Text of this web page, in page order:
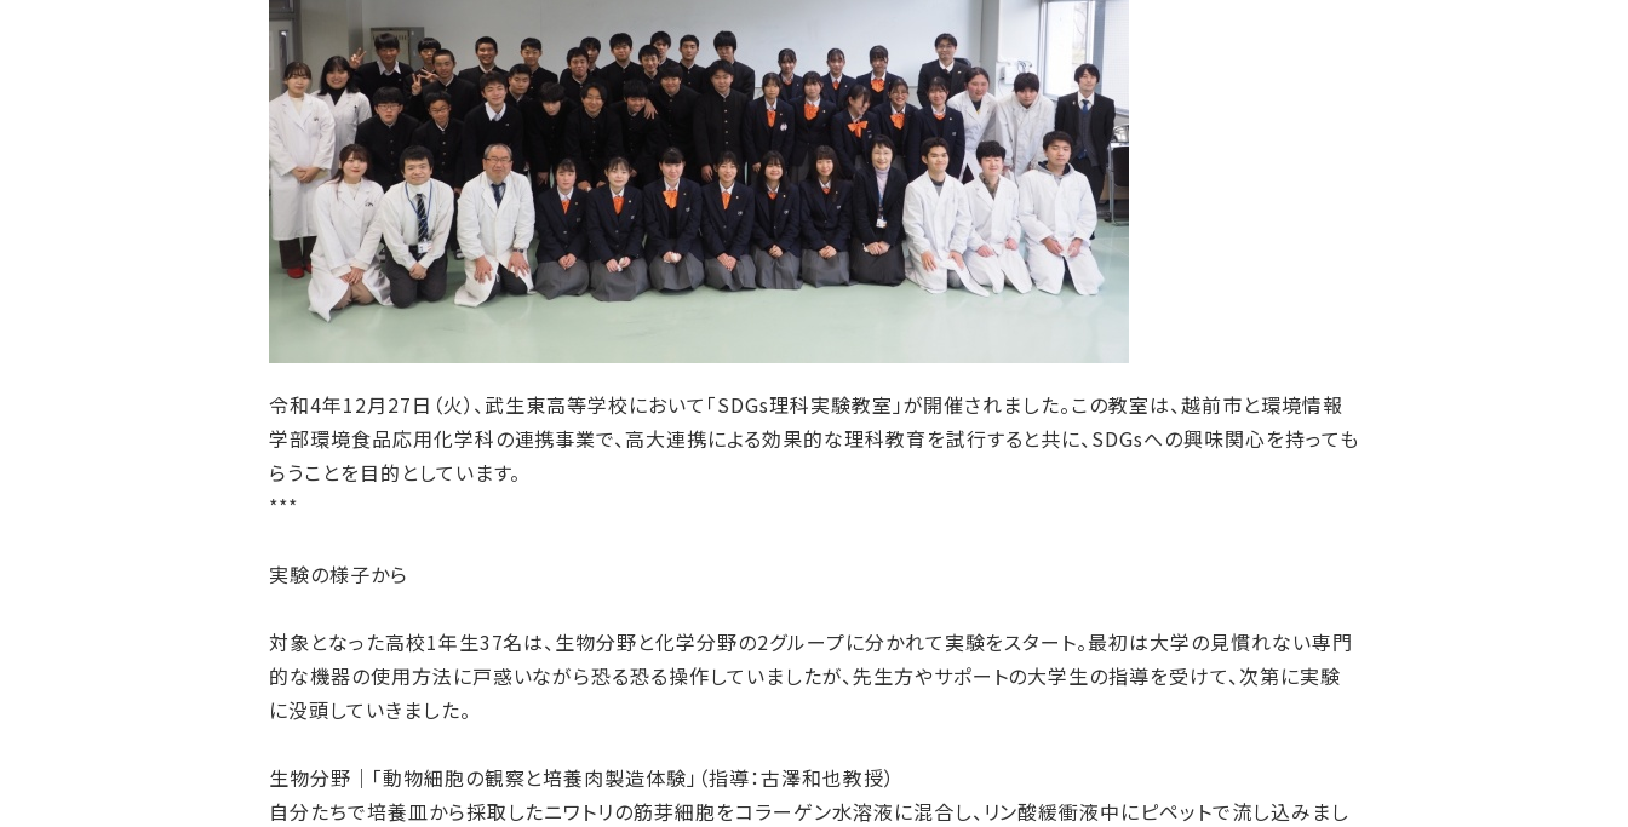
令和4年12月27日（火）、武生東高等学校において「SDGs理科実験教室」が開催されました。この教室は、越前市と環境情報
学部環境食品応用化学科の連携事業で、高大連携による効果的な理科教育を試行すると共に、SDGsへの興味関心を持っても
らうことを目的としています。
***
実験の様子から
対象となった高校1年生37名は、生物分野と化学分野の2グループに分かれて実験をスタート。最初は大学の見慣れない専門
的な機器の使用方法に戸惑いながら恐る恐る操作していましたが、先生方やサポートの大学生の指導を受けて、次第に実験
に没頭していきました。
生物分野｜「動物細胞の観察と培養肉製造体験」（指導：古澤和也教授）
自分たちで培養皿から採取したニワトリの筋芽細胞をコラーゲン水溶液に混合し、リン酸緩衝液中にピペットで流し込みまし